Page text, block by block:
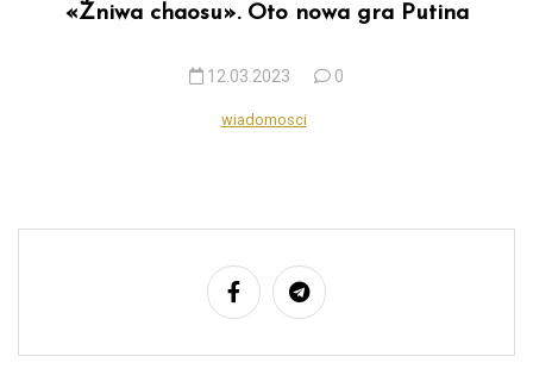
«Żniwa chaosu». Oto nowa gra Putina
12.03.2023 0
wiadomosci